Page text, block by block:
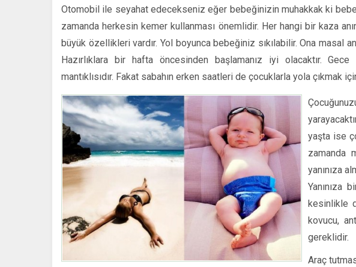
Otomobil ile seyahat edecekseniz eğer bebeğinizin muhakkak ki
zamanda herkesin kemer kullanması önemlidir. Her hangi bir kaza
büyük özellikleri vardır. Yol boyunca bebeğiniz sıkılabilir. Ona masal
Hazırlıklara bir hafta öncesinden başlamanız iyi olacaktır.
mantıklısıdır. Fakat sabahın erken saatleri de çocuklarla yola çıkmak
yaşta ise
zamanda
yanınıza
Yanınıza
kesinlikle
kovucu,
gereklidir.
Araç